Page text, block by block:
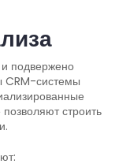
подвержено
системы
строить